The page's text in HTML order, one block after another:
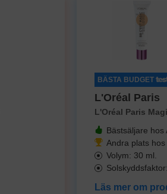
BÄSTA BUDGET
L'Oréal Paris
L'Oréal Paris
Bästsäljare hos
Andra plats hos
Volym: 30 ml.
Läs mer om